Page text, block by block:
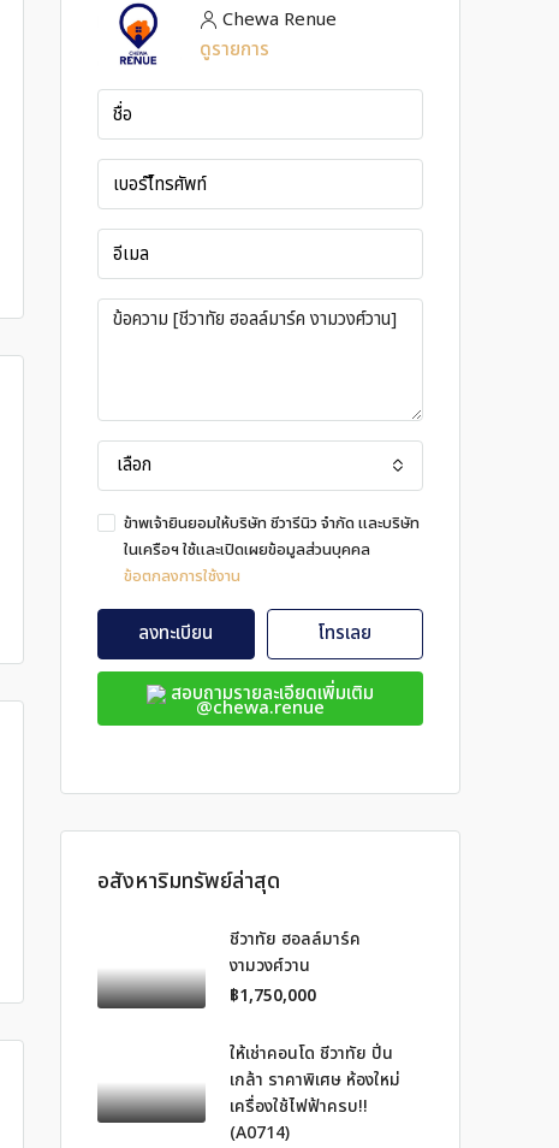
Chewa Renue
ดูรายการ
เลือก
ข้าพเจ้ายินยอมให้บริษัท ชีวารีนิว จำกัด และบริษัท
ในเครือฯ ใช้และเปิดเผยข้อมูลส่วนบุคคล
ข้อตกลงการใช้งาน
ลงทะเบียน โทรเลย
สอบถามรายละเอียดเพิ่มเติม
@chewa.renue
อสังหาริมทรัพย์ล่าสุด
ชีวาทัย ฮอลล์มาร์ค
งามวงศ์วาน
฿1,750,000
ให้เช่าคอนโด ชีวาทัย ปิ่น
เกล้า ราคาพิเศษ ห้องใหม่
เครื่องใช้ไฟฟ้าครบ!!
(A0714)